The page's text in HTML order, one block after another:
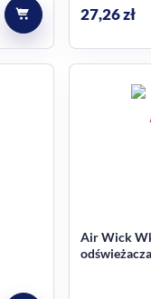
27,26zł
Air Wick